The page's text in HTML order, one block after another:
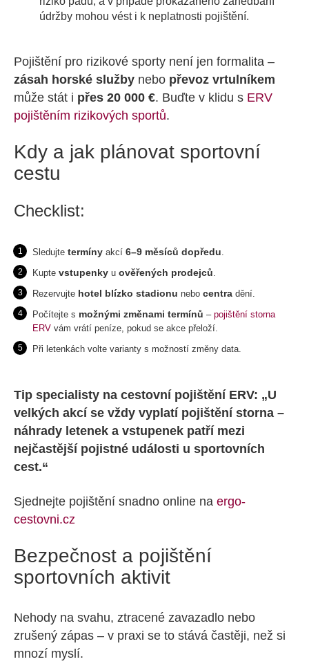
údržby mohou vést i k neplatnosti pojištění.
Pojištění pro rizikové sporty není jen formalita –
zásah horské služby nebo převoz vrtulníkem
může stát i přes 20 000 €. Buďte v klidu s ERV
pojištěním rizikových sportů.
Kdy a jak plánovat sportovní
cestu
Checklist:
Sledujte termíny akcí 6–9 měsíců dopředu.
Kupte vstupenky u ověřených prodejců.
Rezervujte hotel blízko stadionu nebo centra dění.
Počítejte s možnými změnami termínů – pojištění storna
ERV vám vrátí peníze, pokud se akce přeloží.
Při letenkách volte varianty s možností změny data.
Tip specialisty na cestovní pojištění ERV: „U
velkých akcí se vždy vyplatí pojištění storna –
náhrady letenek a vstupenek patří mezi
nejčastější pojistné události u sportovních
cest.“
Sjednejte pojištění snadno online na ergo-
cestovni.cz
Bezpečnost a pojištění
sportovních aktivit
Nehody na svahu, ztracené zavazadlo nebo
zrušený zápas – v praxi se to stává častěji, než si
mnozí myslí.